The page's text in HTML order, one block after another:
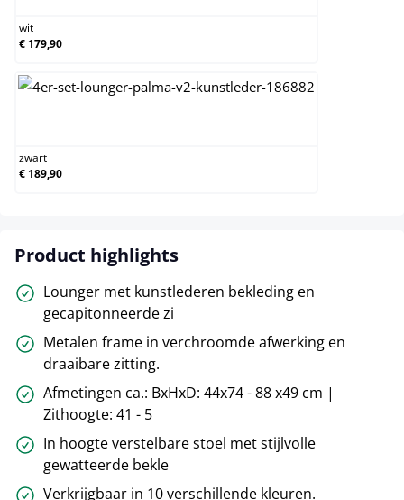
wit
€ 179,90
zwart
€ 189,90
Product highlights
Lounger met kunstlederen bekleding en
gecapitonneerde zi
Metalen frame in verchroomde afwerking en
draaibare zitting.
Afmetingen ca.: BxHxD: 44x74 - 88 x49 cm |
Zithoogte: 41 - 5
In hoogte verstelbare stoel met stijlvolle
gewatteerde bekle
Verkrijgbaar in 10 verschillende kleuren.